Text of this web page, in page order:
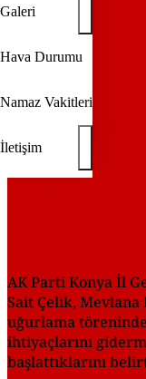
Galeri
Hava Durumu
Namaz Vakitleri
İletişim
REKLAM
AK Parti Konya İl
Sait Çelik,
uğurlama
ihtiyaçlarını
başlattıklarını